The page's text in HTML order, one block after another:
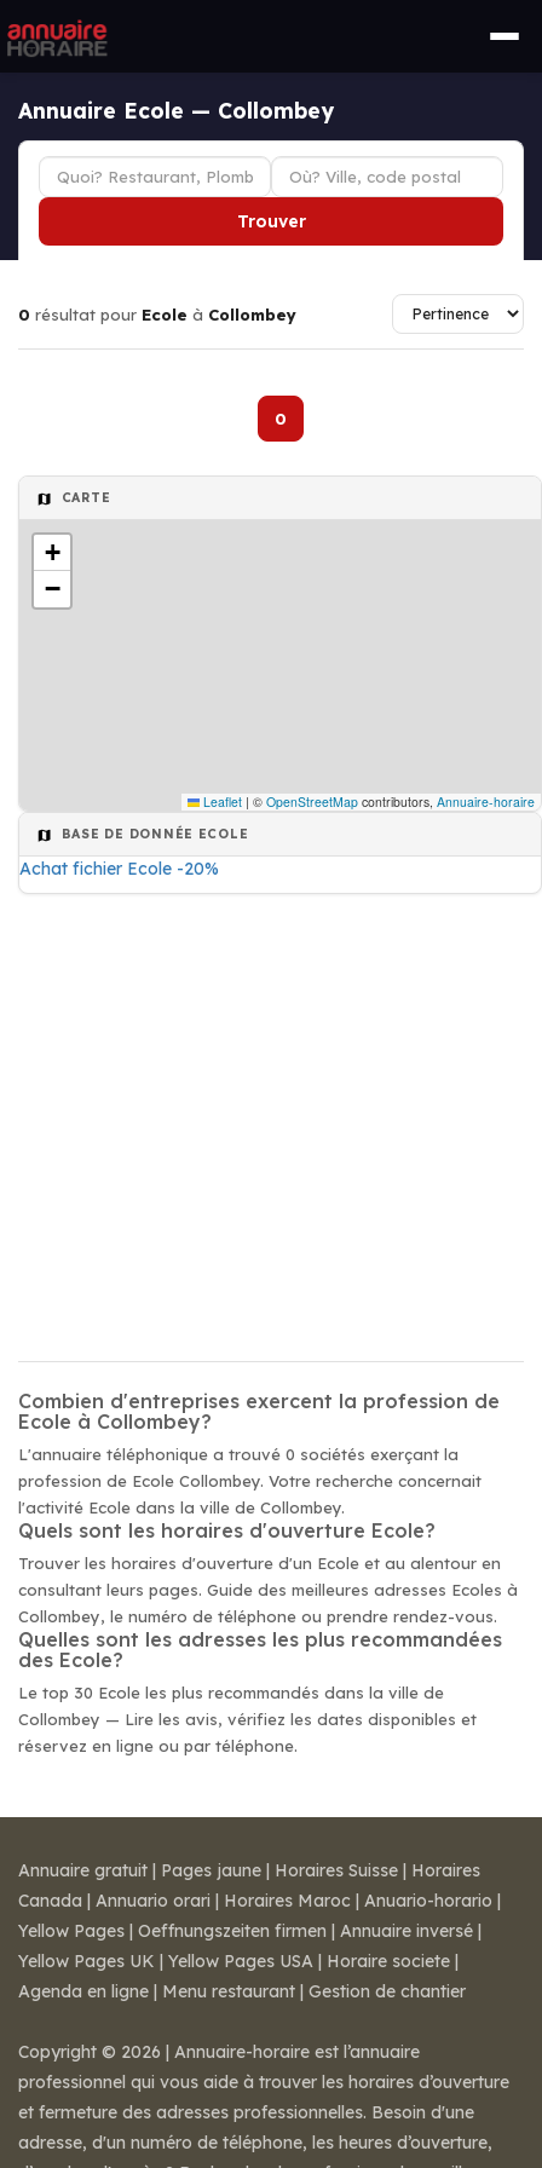
Annuaire Ecole — Collombey
Trouver
0 résultat pour Ecole à Collombey
0
CARTE
+
−
Leaflet | © OpenStreetMap contributors, Annuaire-horaire
BASE DE DONNÉE ECOLE
Achat fichier Ecole -20%
Combien d'entreprises exercent la profession de
Ecole à Collombey?
L'annuaire téléphonique a trouvé 0 sociétés exerçant la
profession de Ecole Collombey. Votre recherche concernait
l'activité Ecole dans la ville de Collombey.
Quels sont les horaires d'ouverture Ecole?
Trouver les horaires d'ouverture d'un Ecole et au alentour en
consultant leurs pages. Guide des meilleures adresses Ecoles à
Collombey, le numéro de téléphone ou prendre rendez-vous.
Quelles sont les adresses les plus recommandées
des Ecole?
Le top 30 Ecole les plus recommandés dans la ville de
Collombey — Lire les avis, vérifiez les dates disponibles et
réservez en ligne ou par téléphone.
Annuaire gratuit | Pages jaune | Horaires Suisse | Horaires
Canada | Annuario orari | Horaires Maroc | Anuario-horario |
Yellow Pages | Oeffnungszeiten firmen | Annuaire inversé |
Yellow Pages UK | Yellow Pages USA | Horaire societe |
Agenda en ligne | Menu restaurant | Gestion de chantier
Copyright © 2026 | Annuaire-horaire est l’annuaire
professionnel qui vous aide à trouver les horaires d’ouverture
et fermeture des adresses professionnelles. Besoin d'une
adresse, d'un numéro de téléphone, les heures d’ouverture,